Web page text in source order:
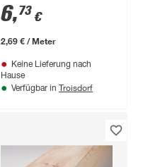
x 18 mm
6,73 €
2,69 € / Meter
Keine Lieferung nach
Hause
Verfügbar in Troisdorf